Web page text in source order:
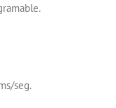
seg.